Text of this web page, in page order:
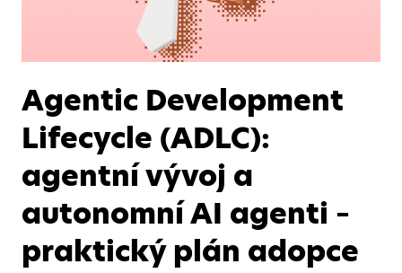
Agentic Development
Lifecycle (ADLC):
agentní vývoj a
autonomní AI agenti –
praktický plán adopce